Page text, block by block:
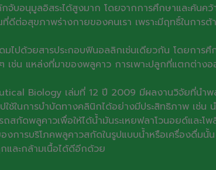
กจับอนุมูลอิสระได้สูงมาก โดยจากการศึกษาและค้
อสุขภาพร่างกายของคนเรา เพราะมีฤทธิ์ในการต้
มไปด้วยสารประกอบฟินอลลิกเช่นเดียวกัน โดยกา
ช่น แหล่งที่มาของพลูคาว การเพาะปลูกที่แตกต่าง
Biology เล่มที่ 12 ปี 2009 มีผลงานวิจัยที่นำพ
ในการบำบัดทางคลินิกได้อย่างมีประสิทธิภาพ เช่น
กัดพลูคาวเพื่อให้ได้น้ำมันระเหยฟลาโวนอยด์และโ
การบริโภคพลูคาวสกัดในรูปแบบน้ำหรือเครื่องดื่ม
และกล้ามเนื้อได้ดีอีกด้วย